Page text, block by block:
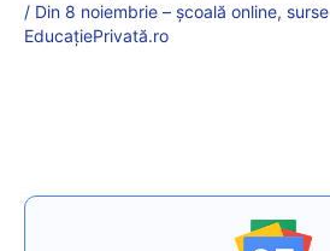
/ Din 8 noiembrie – școală online, surse
EducațiePrivată.ro